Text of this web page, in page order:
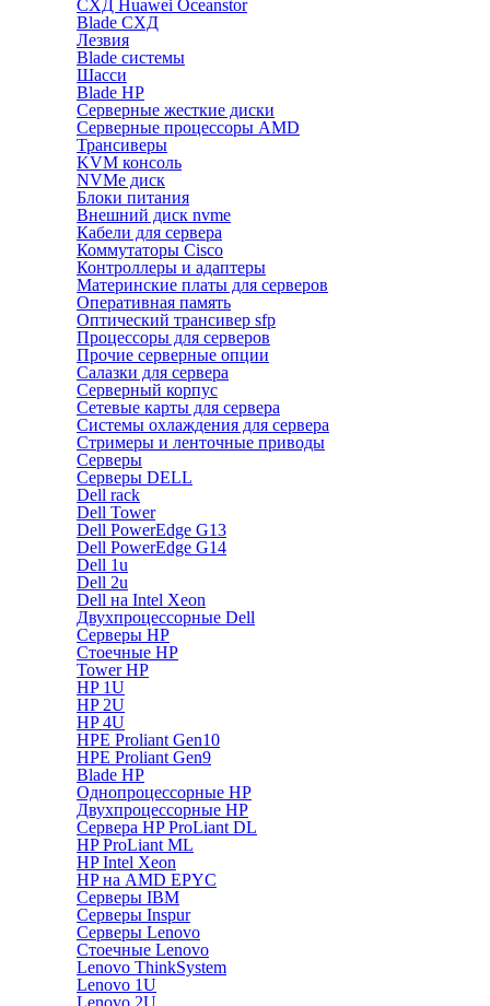
СХД Huawei Oceanstor
Blade СХД
Лезвия
Blade системы
Шасси
Blade HP
Серверные жесткие диски
Серверные процессоры AMD
Трансиверы
KVM консоль
NVMe диск
Блоки питания
Внешний диск nvme
Кабели для сервера
Коммутаторы Cisco
Контроллеры и адаптеры
Материнские платы для серверов
Оперативная память
Оптический трансивер sfp
Процессоры для серверов
Прочие серверные опции
Салазки для сервера
Серверный корпус
Сетевые карты для сервера
Системы охлаждения для сервера
Стримеры и ленточные приводы
Серверы
Серверы DELL
Dell rack
Dell Tower
Dell PowerEdge G13
Dell PowerEdge G14
Dell 1u
Dell 2u
Dell на Intel Xeon
Двухпроцессорные Dell
Серверы HP
Стоечные HP
Tower HP
HP 1U
HP 2U
HP 4U
HPE Proliant Gen10
HPE Proliant Gen9
Blade HP
Однопроцессорные HP
Двухпроцессорные HP
Сервера HP ProLiant DL
HP ProLiant ML
HP Intel Xeon
HP на AMD EPYC
Серверы IBM
Серверы Inspur
Серверы Lenovo
Стоечные Lenovo
Lenovo ThinkSystem
Lenovo 1U
Lenovo 2U